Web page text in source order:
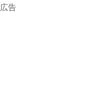
広告